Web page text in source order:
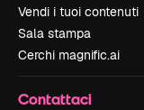
Vendi i tuoi contenuti
Sala stampa
Cerchi magnific.ai
Contattaci